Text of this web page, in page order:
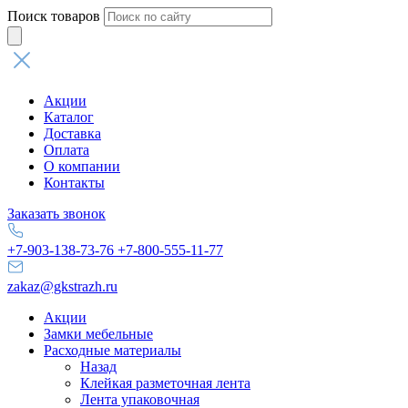
Поиск товаров
Акции
Каталог
Доставка
Оплата
О компании
Контакты
Заказать звонок
+7-903-138-73-76 +7-800-555-11-77
zakaz@gkstrazh.ru
Акции
Замки мебельные
Расходные материалы
Назад
Клейкая разметочная лента
Лента упаковочная